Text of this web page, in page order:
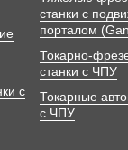
с
станки с
порталом
Токарно-
станки с ЧПУ
Токарные
с ЧПУ